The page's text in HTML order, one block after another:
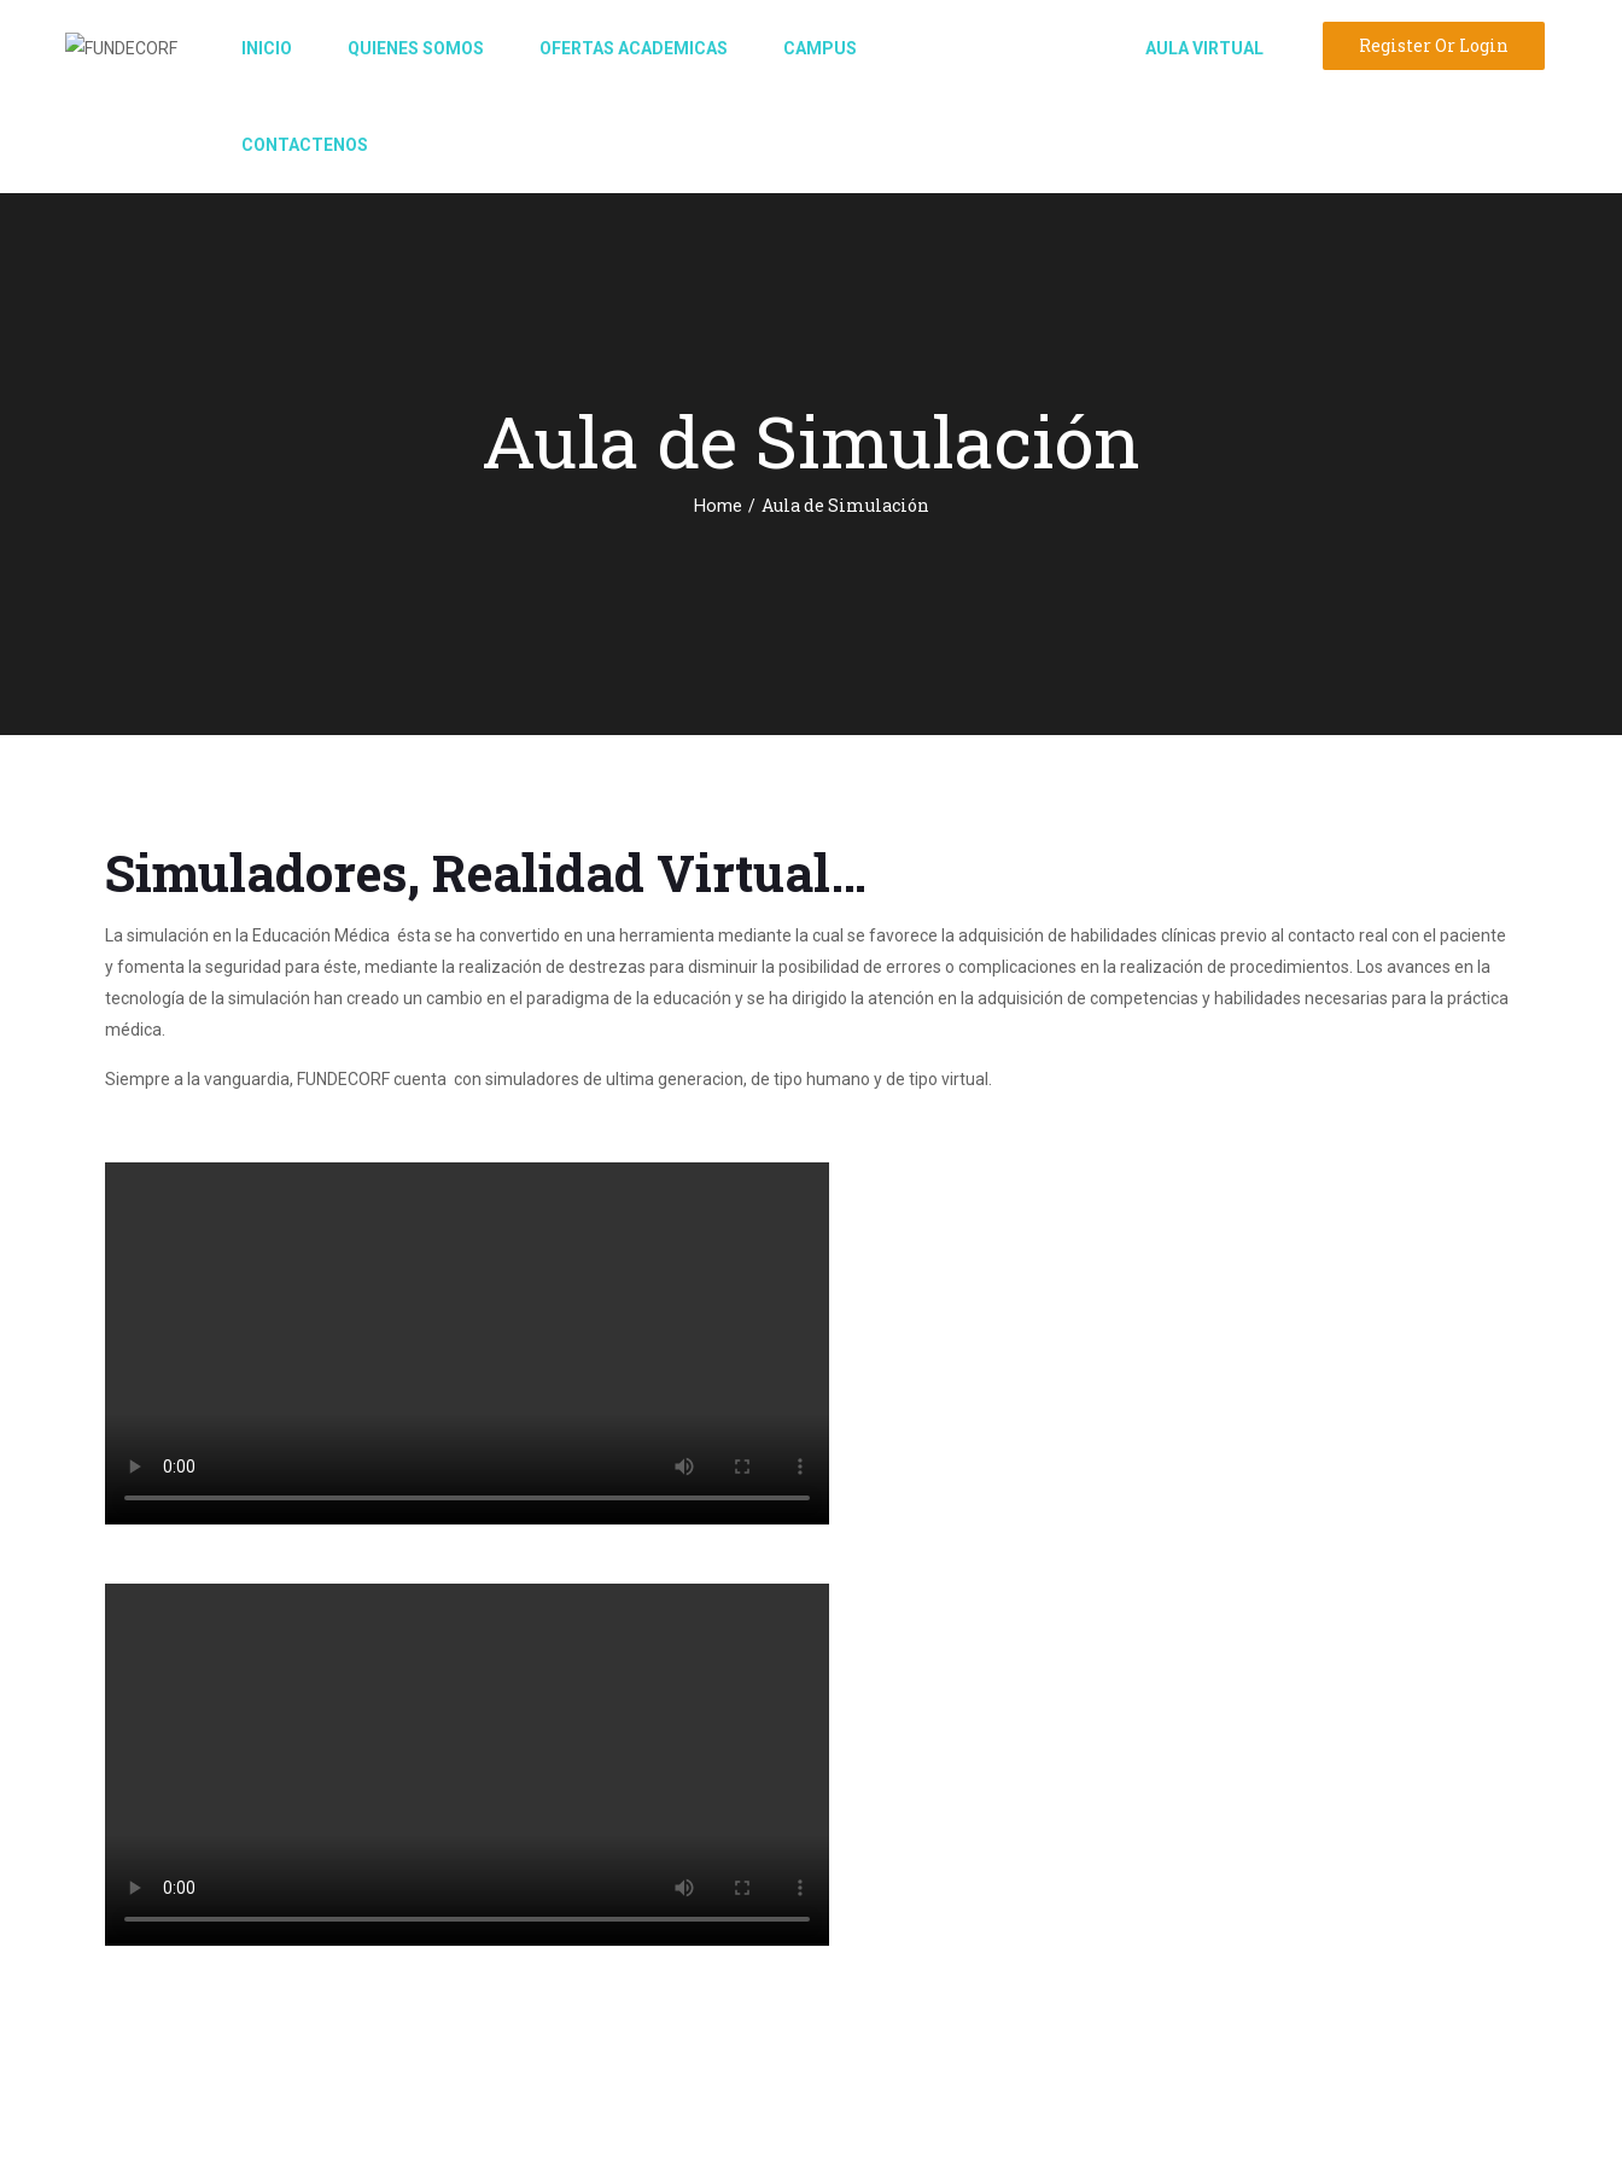
Register Or Login
INICIO QUIENES SOMOS OFERTAS ACADEMICAS CAMPUS AULA VIRTUAL
CONTACTENOS
Aula de Simulación
Home / Aula de Simulación
Simuladores, Realidad Virtual…
La simulación en la Educación Médica ésta se ha convertido en una herramienta mediante la cual se favorece la adquisición de habilidades clínicas previo al contacto real con el paciente
y fomenta la seguridad para éste, mediante la realización de destrezas para disminuir la posibilidad de errores o complicaciones en la realización de procedimientos. Los avances en la
tecnología de la simulación han creado un cambio en el paradigma de la educación y se ha dirigido la atención en la adquisición de competencias y habilidades necesarias para la práctica
médica.
Siempre a la vanguardia, FUNDECORF cuenta con simuladores de ultima generacion, de tipo humano y de tipo virtual.